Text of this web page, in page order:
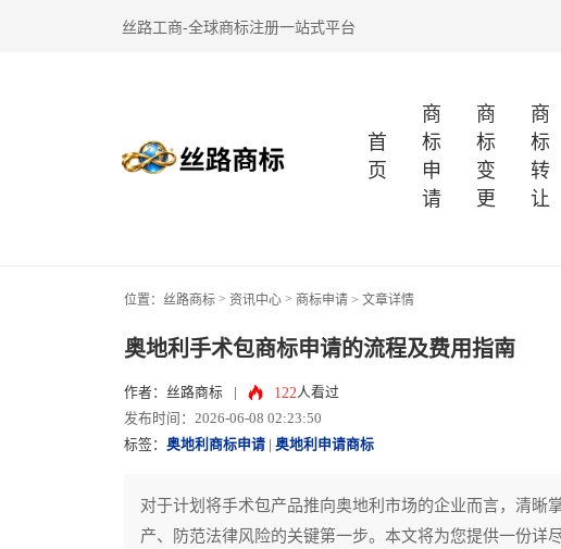
丝路工商-全球商标注册一站式平台
首
页
商
标
申
请
商
标
变
更
商
标
转
让
位置： 丝路商标 > 资讯中心 > 商标申请 > 文章详情
奥地利手术包商标申请的流程及费用指南
作者：丝路商标 122人看过
发布时间：2026-06-08 02:23:50
标签： 奥地利商标申请 奥地利申请商标
对于计划将手术包产品推向奥地利市场的企业而言，清晰
产、防范法律风险的关键第一步。本文将为您提供一份详